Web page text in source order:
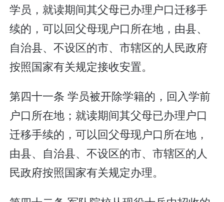
学员，就读期间其父母已办理户口迁移手
续的，可以回父母现户口所在地，由县、
自治县、不设区的市、市辖区的人民政府
按照国家有关规定接收安置。
第四十一条 学员被开除学籍的，回入学前
户口所在地；就读期间其父母已办理户口
迁移手续的，可以回父母现户口所在地，
由县、自治县、不设区的市、市辖区的人
民政府按照国家有关规定办理。